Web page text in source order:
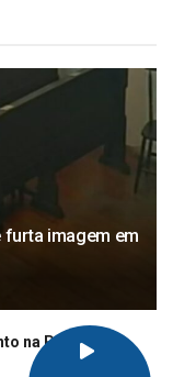
furta imagem em
na PR-508 é